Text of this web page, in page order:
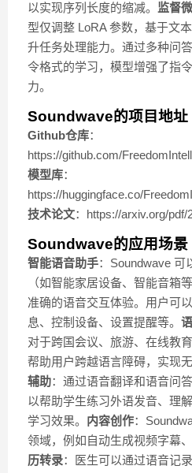
以实现序列长度的缩减。 监督
型仅调整 LoRA 参数，基于文
升任务处理能力。通过多种问
令格式的学习，模型增强了指
力。
Soundwave的项目地址
Github仓库：
https://github.com/
模型库：
https://huggingface.co/
技术论文：https://arxiv.org/pdf/
Soundwave的应用场景
智能语音助手：Soundwave 可
（如智能家居设备、智能音箱
准确的语音交互体验。用户可
息、控制设备、设置提醒等。
对于跨国会议、旅游、在线教
帮助用户跨越语言障碍，实现无
辅助：通过语音翻译和语音问
以帮助学生练习外语发音、理
学习效果。 内容创作：
领域，例如自动生成视频字幕、
历转录：医生可以通过语音记